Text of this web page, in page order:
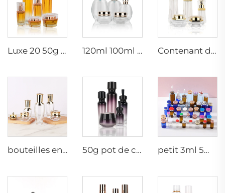
Luxe 20 50g 20 40 90 110 ml bouteille cosmétique en verre vide pulvérisateur hexagonal pour lotion et crème de soin avec pompe 120ml 100ml 40ml ovale transparent personnalisé vide luxe cosmétique pot de crème pour le visage ensembles de bouteilles de soins de la peau emballage Contenant de soin de luxe 120ml 100ml 40ml 50g 20g bouteille tonique vide givrée bouteille en verre clair avec pompe
bouteilles en verre cosmétiques 5g 30g 50g 40ml 100ml 120ml pot en verre avec couvercle fournisseurs de bouteilles en verre pour crème cosmétique et pots 50g pot de crème mat 15ml 30ml bouteille d'huile violette en verre avec compte-gouttes 100ml 50ml bouteille pulvérisatrice en verre givré petit 3ml 5ml 10ml flacon en verre à sérum vide bouteilles à usage médical avec bouchon en caoutchouc